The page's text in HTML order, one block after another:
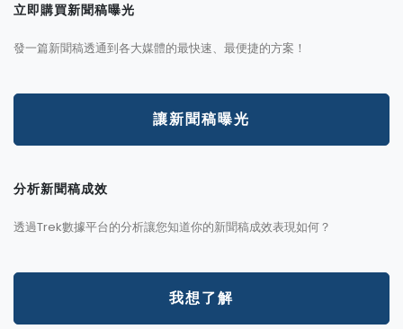
立即購買新聞稿曝光
發一篇新聞稿透通到各大媒體的最快速、最便捷的方案！
讓新聞稿曝光
分析新聞稿成效
透過Trek數據平台的分析讓您知道你的新聞稿成效表現如何？
我想了解